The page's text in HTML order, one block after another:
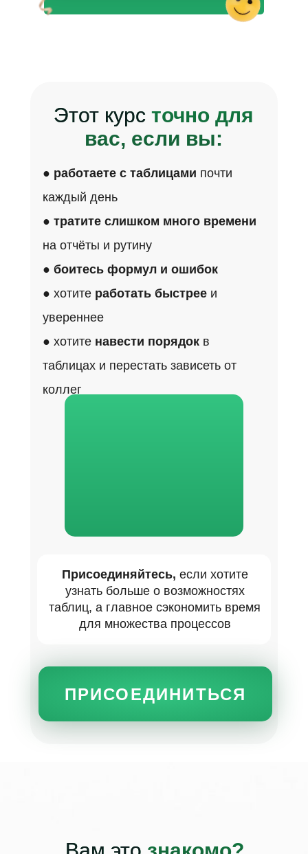
Этот курс точно для
вас, если вы:
● работаете с таблицами почти
каждый день
● тратите слишком много времени
на отчёты и рутину
● боитесь формул и ошибок
● хотите работать быстрее и
увереннее
● хотите навести порядок в
таблицах и перестать зависеть от
коллег
Присоединяйтесь, если хотите
узнать больше о возможностях
таблиц, а главное сэкономить время
для множества процессов
ПРИСОЕДИНИТЬСЯ